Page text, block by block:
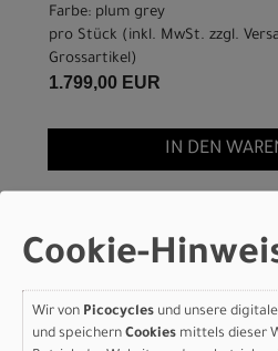
Farbe: plum grey
pro Stück (inkl. MwSt. zzgl.
Grossartikel)
1.799,00 EUR
IN DEN
Team - plum
Modelljahr 2026
Lieferbar in ca. 5-8 Werktagen
Cookie-
Wir von Picocycles und unsere
und speichern Cookies mittels dieser